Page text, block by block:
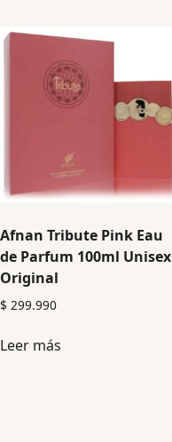
Afnan Tribute Pink Eau
de Parfum 100ml Unisex
Original
$ 299.990
Leer más